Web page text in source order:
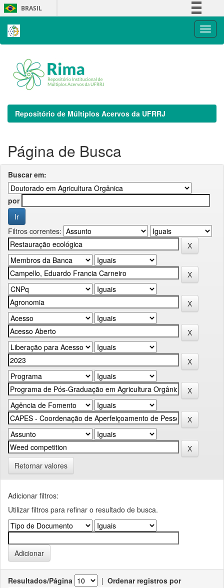
Skip
navigation
BRASIL
Repositório de Múltiplos Acervos da UFRRJ
Página de Busca
Buscar em:
por
Filtros correntes:
Retornar valores
Adicionar filtros:
Utilizar filtros para refinar o resultado de busca.
Resultados/Página | Ordenar registros por